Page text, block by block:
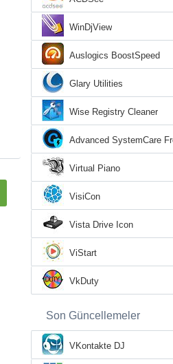
WinDjView
Auslogics BoostSpeed
Glary Utilities
Wise Registry Cleaner
Advanced SystemCare
Virtual Piano
VisiCon
Vista Drive Icon
ViStart
VkDuty
Son Güncellemeler
VKontakte DJ